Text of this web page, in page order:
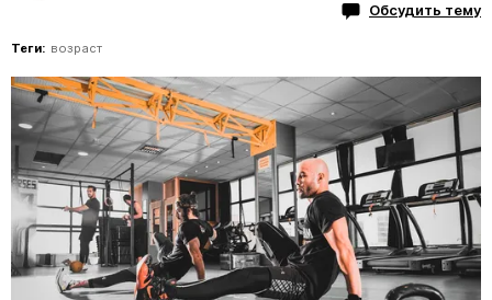
Обсудить тему
Теги: возраст